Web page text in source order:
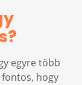
egyre több
hogy